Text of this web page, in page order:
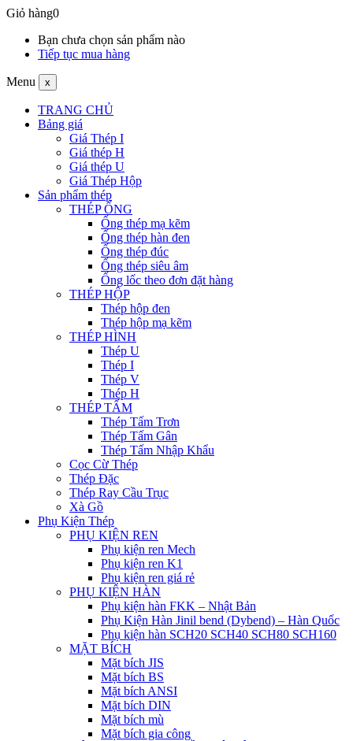
Giỏ hàng0
Bạn chưa chọn sản phẩm nào
Tiếp tục mua hàng
Menu x
TRANG CHỦ
Bảng giá
Giá Thép I
Giá thép H
Giá thép U
Giá Thép Hộp
Sản phẩm thép
THÉP ỐNG
Ống thép mạ kẽm
Ống thép hàn đen
Ống thép đúc
Ống thép siêu âm
Ống lốc theo đơn đặt hàng
THÉP HỘP
Thép hộp đen
Thép hộp mạ kẽm
THÉP HÌNH
Thép U
Thép I
Thép V
Thép H
THÉP TẤM
Thép Tấm Trơn
Thép Tấm Gân
Thép Tấm Nhập Khẩu
Cọc Cừ Thép
Thép Đặc
Thép Ray Cầu Trục
Xà Gồ
Phụ Kiện Thép
PHỤ KIỆN REN
Phụ kiện ren Mech
Phụ kiện ren K1
Phụ kiện ren giá rẻ
PHỤ KIỆN HÀN
Phụ kiện hàn FKK – Nhật Bản
Phụ Kiện Hàn Jinil bend (Dybend) – Hàn Quốc
Phụ kiện hàn SCH20 SCH40 SCH80 SCH160
MẶT BÍCH
Mặt bích JIS
Mặt bích BS
Mặt bích ANSI
Mặt bích DIN
Mặt bích mù
Mặt bích gia công